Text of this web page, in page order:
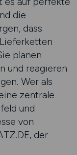
die
dass
planen
und reagieren
Wer als
zentrale
und
von
der